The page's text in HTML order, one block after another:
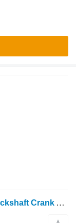
John Deere 1030, 1130, 1630, 2130 Rockshaft Crank Arm Lever, Rod T21474, F2 za traktora točkaša